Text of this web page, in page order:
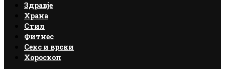
Здравје
Храна
Стил
Фитнес
Секс и врски
Хороскоп